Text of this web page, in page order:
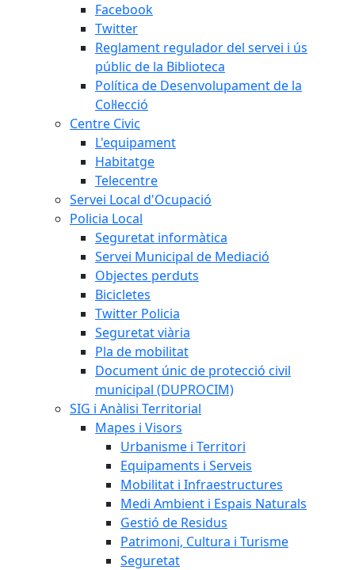
Facebook
Twitter
Reglament regulador del servei i ús
públic de la Biblioteca
Política de Desenvolupament de la
Col·lecció
Centre Civic
L'equipament
Habitatge
Telecentre
Servei Local d'Ocupació
Policia Local
Seguretat informàtica
Servei Municipal de Mediació
Objectes perduts
Bicicletes
Twitter Policia
Seguretat viària
Pla de mobilitat
Document únic de protecció civil
municipal (DUPROCIM)
SIG i Anàlisi Territorial
Mapes i Visors
Urbanisme i Territori
Equipaments i Serveis
Mobilitat i Infraestructures
Medi Ambient i Espais Naturals
Gestió de Residus
Patrimoni, Cultura i Turisme
Seguretat